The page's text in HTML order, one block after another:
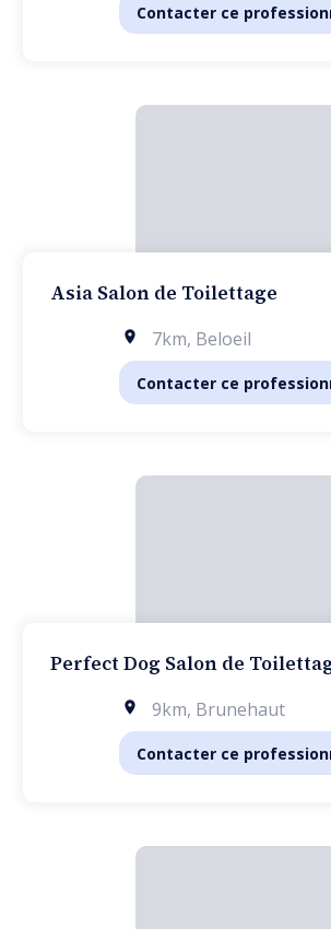
Contacter ce
Asia Salon de Toilettage
7km, Beloeil
Contacter ce
Perfect Dog Salon de
9km, Brunehaut
Contacter ce